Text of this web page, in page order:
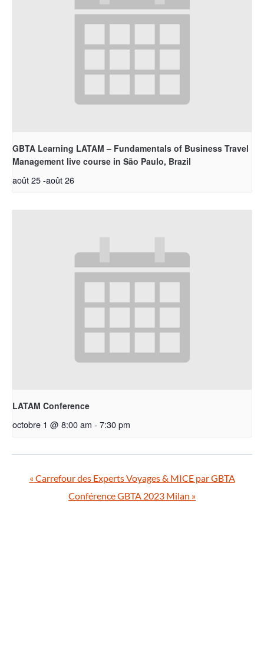
GBTA Learning LATAM – Fundamentals of Business Travel
Management live course in São Paulo, Brazil
août 25-août 26
LATAM Conference
octobre 1 @ 8:00 am - 7:30 pm
« Carrefour des Experts Voyages & MICE par GBTA
Conférence GBTA 2023 Milan »